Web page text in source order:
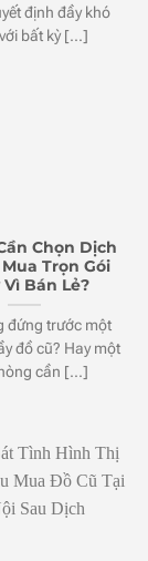
định đầy khó
bất kỳ [...]
Chọn Dịch
Trọn Gói
Vì Bán Lẻ?
đứng trước một
đồ cũ? Hay một
cần [...]